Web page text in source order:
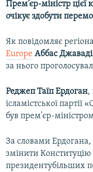
Прем’єр-міністр
очікує здобути
Як повідомляє
Europe Аббас Джаваді
за нього
Реджеп Таїп Ердоган,
ісламістської партії
був прем'єр-
За словами Ердогана,
змінити
президентубільших